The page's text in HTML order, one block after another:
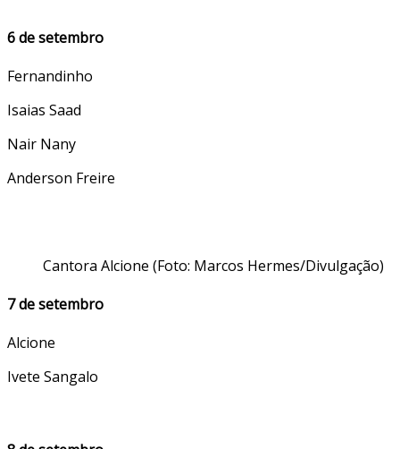
6 de setembro
Fernandinho
Isaias Saad
Nair Nany
Anderson Freire
Cantora Alcione (Foto: Marcos Hermes/Divulgação)
7 de setembro
Alcione
Ivete Sangalo